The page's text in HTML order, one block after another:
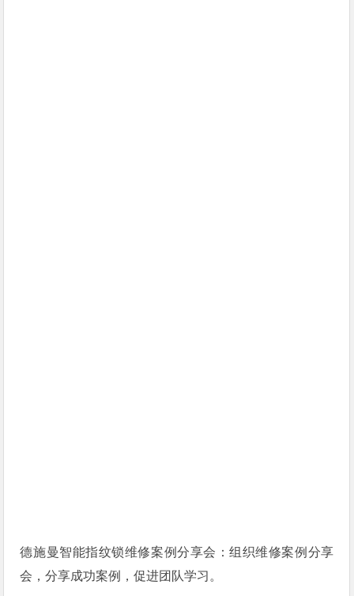
德施曼智能指纹锁维修案例分享会：组织维修案例分享
会，分享成功案例，促进团队学习。